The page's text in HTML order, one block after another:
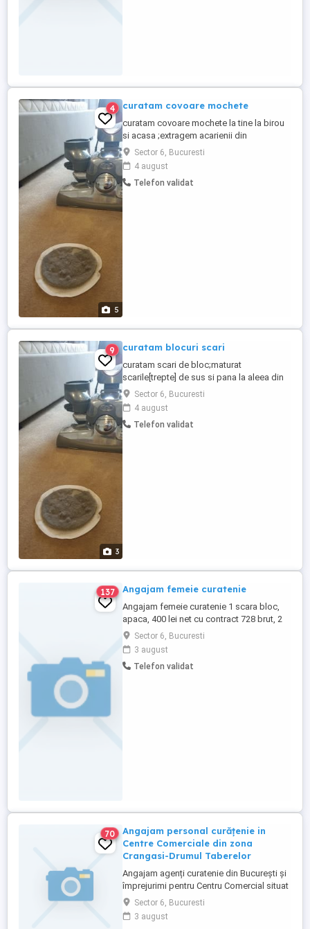
5
4 curatam covoare mochete
curatam covoare mochete la tine la birou
si acasa ;extragem acarienii din
covoare,mochete,saltele aspiram si
spalam covoarele si mochetele,pe locul
unde se afla
Sector 6, Bucuresti
4 august
Telefon validat
3
9 curatam blocuri scari
curatam scari de bloc;maturat
scarile[trepte] de sus si pana la aleea din
fata bloculuim spalam scarile[treptele] de
sus si pana la parter inclusiv, interetinut
parterul si accensor zilnic maturat si
spalat ghenele pe etaje pregatirea
Sector 6, Bucuresti
4 august
Telefon validat
137 Angajam femeie curatenie
Angajam femeie curatenie 1 scara bloc,
apaca, 400 lei net cu contract 728 brut, 2
ore zi, tel.
Sector 6, Bucuresti
3 august
Telefon validat
70
Angajam personal curățenie in
Centre Comerciale din zona
Crangasi-Drumul Taberelor
Angajam agenți curatenie din București și
împrejurimi pentru Centru Comercial situat
în zona Auchan Crangasi, sector 6, pe
galeriia comercială Programul de lucru
este om de 8 ore pe zi, iar salariul și
Sector 6, Bucuresti
3 august